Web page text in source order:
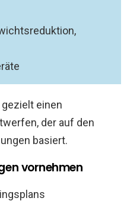
gezielt einen
der auf den
basiert.
vornehmen